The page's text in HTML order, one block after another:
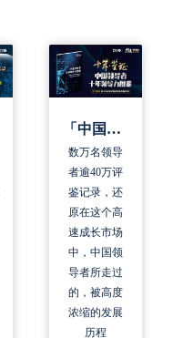
「中国领导力十年领导力图鉴」白皮书
数万名领导
者逾40万评
鉴记录，还
原在这个高
速成长市场
中，中国领
导者所走过
的，被高度
浓缩的发展
历程